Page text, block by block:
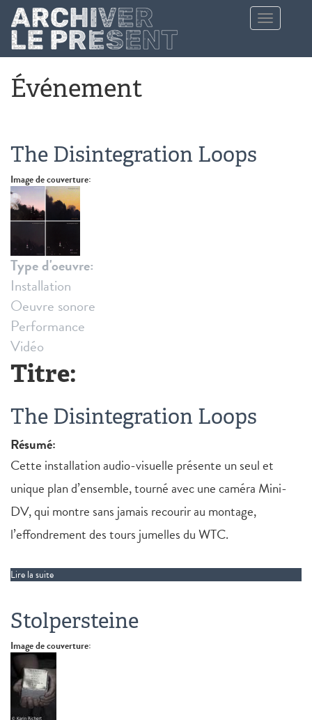
Aller au contenu principal
Toggle
navigation
Événement
The Disintegration Loops
Image de couverture:
Type d'oeuvre:
Installation
Oeuvre sonore
Performance
Vidéo
Titre:
The Disintegration Loops
Résumé:
Cette installation audio-visuelle présente un seul et
unique plan d’ensemble, tourné avec une caméra Mini-
DV, qui montre sans jamais recourir au montage,
l’effondrement des tours jumelles du WTC.
Lire la suite
Stolpersteine
Image de couverture: